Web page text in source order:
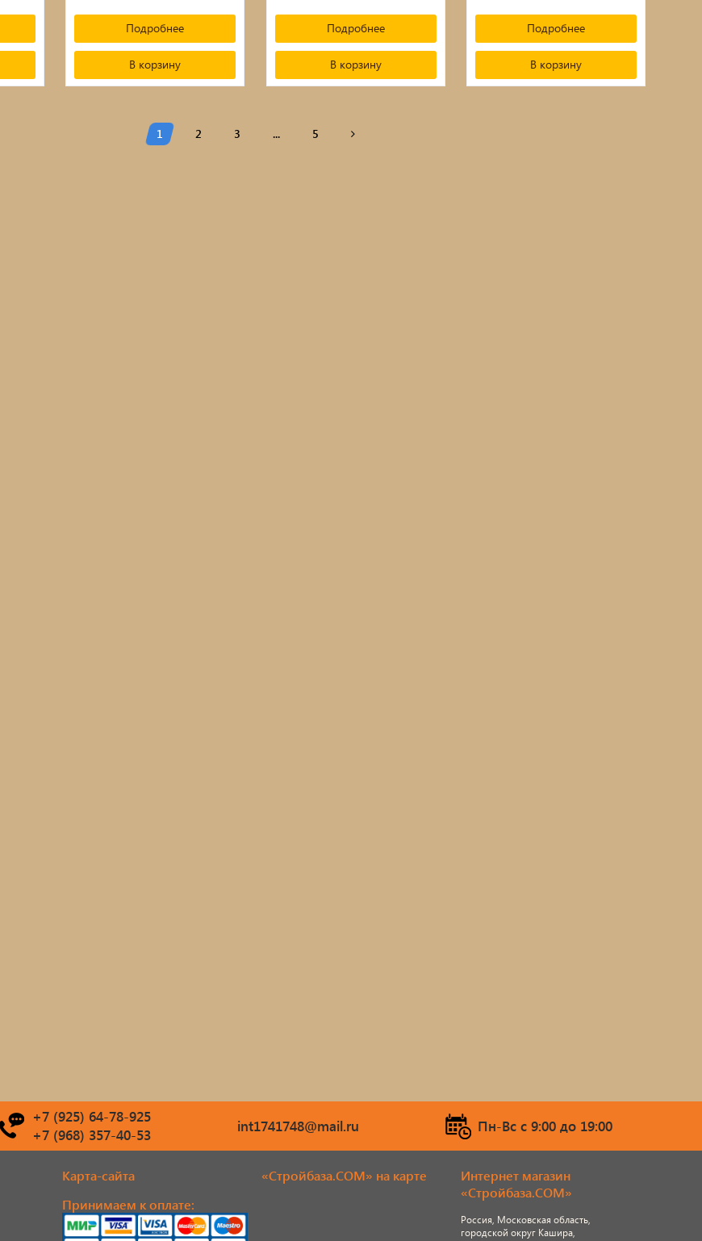
Подробнее
В корзину
Подробнее
В корзину
Подробнее
В корзину
1 2 3 ... 5
+7 (925) 64-78-925
+7 (968) 357-40-53
int1741748@mail.ru Пн-Вс c 9:00 до 19:00
Карта-сайта
Принимаем к оплате:
«Стройбаза.COM» на карте
Интернет магазин
«Стройбаза.COM»
Россия, Московская область,
городской округ Кашира,